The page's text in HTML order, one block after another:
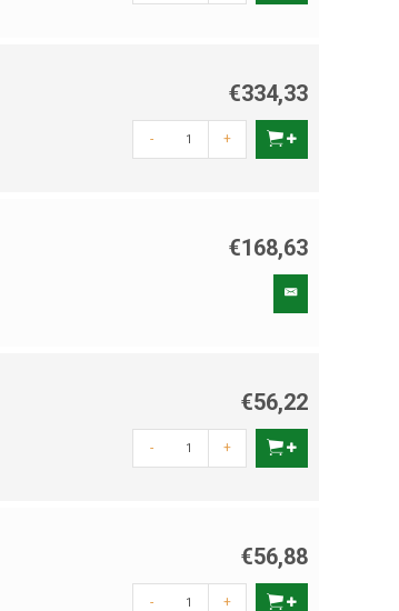
€334,33
- +
€168,63
€56,22
- +
€56,88
- +